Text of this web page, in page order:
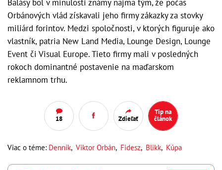
Balásy bol v minulosti známy najmä tým, že počas
Orbánových vlád získavali jeho firmy zákazky za stovky
miliárd forintov. Medzi spoločnosti, v ktorých figuruje ako
vlastník, patria New Land Media, Lounge Design, Lounge
Event či Visual Europe. Tieto firmy mali v posledných
rokoch dominantné postavenie na maďarskom
reklamnom trhu.
18 Zdieľať
Tip na
článok
Viac o téme: Denník, Viktor Orbán, Fidesz, Blikk, Kúpa